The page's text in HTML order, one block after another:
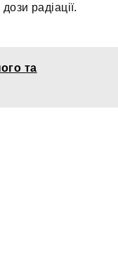
радіації.
та